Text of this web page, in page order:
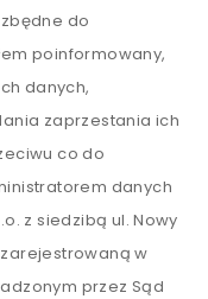
do
poinformowany,
danych,
zaprzestania ich
co do
danych
z siedzibą ul. Nowy
w
przez Sąd